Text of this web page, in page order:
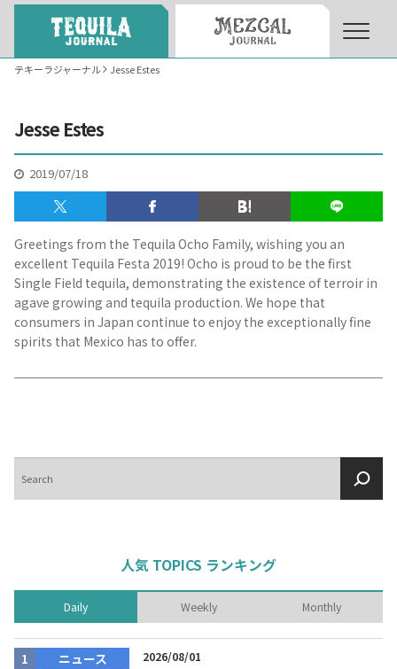
テキーラとは What’s Tequila
テキーラのつくり方 How to Make Tequila
テキーラマーケット
メキシコ料理 Cuisines of Mexico
テキーラジャーナル Jesse Estes
Jesse Estes
2019/07/18
Greetings from the Tequila Ocho Family, wishing you an
excellent Tequila Festa 2019! Ocho is proud to be the first
Single Field tequila, demonstrating the existence of terroir in
agave growing and tequila production. We hope that
consumers in Japan continue to enjoy the exceptionally fine
spirits that Mexico has to offer.
索
人気 TOPICS ランキング
Daily Weekly Monthly
ニュース 2026/08/01